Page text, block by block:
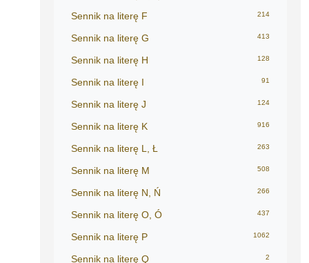
Sennik na literę F 214
Sennik na literę G 413
Sennik na literę H 128
Sennik na literę I 91
Sennik na literę J 124
Sennik na literę K 916
Sennik na literę L, Ł 263
Sennik na literę M 508
Sennik na literę N, Ń 266
Sennik na literę O, Ó 437
Sennik na literę P 1062
Sennik na literę Q 2